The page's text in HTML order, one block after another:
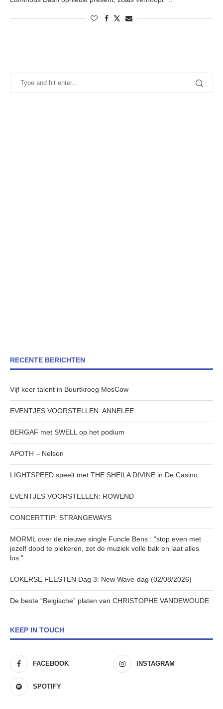
RECENTE BERICHTEN
Vijf keer talent in Buurtkroeg MosCow
EVENTJES VOORSTELLEN: ANNELEE
BERGAF met SWELL op het podium
APOTH – Nelson
LIGHTSPEED speelt met THE SHEILA DIVINE in De Casino
EVENTJES VOORSTELLEN: ROWEND
CONCERTTIP: STRANGEWAYS
MORML over de nieuwe single Funcle Bens : “stop even met
jezelf dood te piekeren, zet de muziek volle bak en laat alles
los.”
LOKERSE FEESTEN Dag 3: New Wave-dag (02/08/2026)
De beste “Belgische” platen van CHRISTOPHE VANDEWOUDE
KEEP IN TOUCH
FACEBOOK INSTAGRAM
SPOTIFY